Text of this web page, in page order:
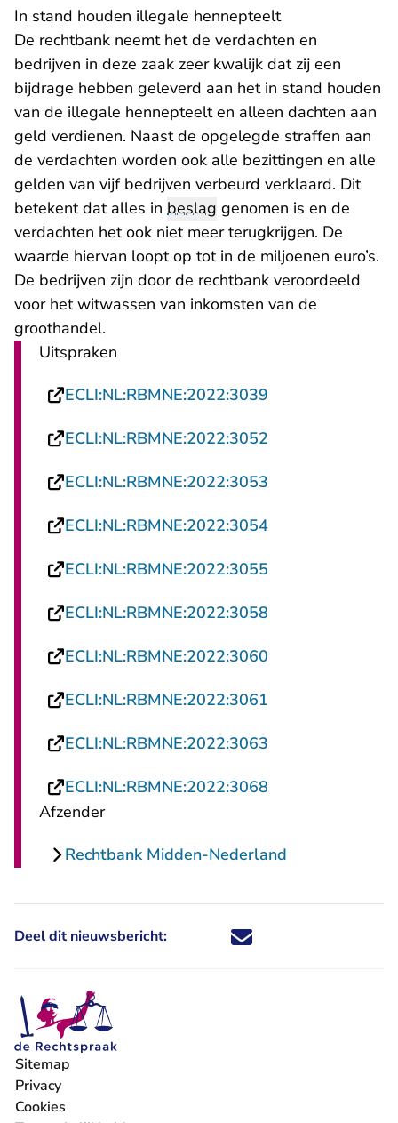
In stand houden illegale hennepteelt
De rechtbank neemt het de verdachten en
bedrijven in deze zaak zeer kwalijk dat zij een
bijdrage hebben geleverd aan het in stand houden
van de illegale hennepteelt en alleen dachten aan
geld verdienen. Naast de opgelegde straffen aan
de verdachten worden ook alle bezittingen en alle
gelden van vijf bedrijven verbeurd verklaard. Dit
betekent dat alles in beslag genomen is en de
verdachten het ook niet meer terugkrijgen. De
waarde hiervan loopt op tot in de miljoenen euro’s.
De bedrijven zijn door de rechtbank veroordeeld
voor het witwassen van inkomsten van de
groothandel.
Uitspraken
ECLI:NL:RBMNE:2022:3039
ECLI:NL:RBMNE:2022:3052
ECLI:NL:RBMNE:2022:3053
ECLI:NL:RBMNE:2022:3054- U verlaat
ECLI:NL:RBMNE:2022:3055
ECLI:NL:RBMNE:2022:3058
ECLI:NL:RBMNE:2022:3060
ECLI:NL:RBMNE:2022:3061
ECLI:NL:RBMNE:2022:3063
ECLI:NL:RBMNE:2022:3068
Afzender
Rechtbank Midden-Nederland
Deel dit nieuwsbericht: Deel dit nieuwsbericht via X -
Deel dit nieuwsbericht via
Deel dit nieuwsbericht
Deel dit
Sitemap
Privacy
Cookies